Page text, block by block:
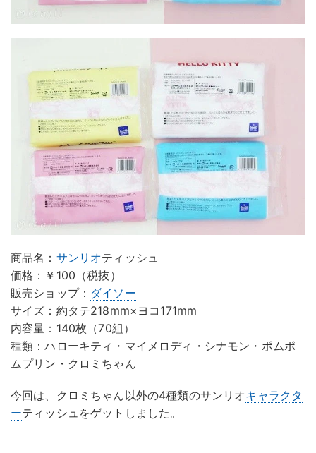
商品名： サンリオティッシュ
価格：￥100（税抜）
販売ショップ： ダイソー
サイズ：約タテ218mm×ヨコ171mm
内容量：140枚（70組）
種類：ハローキティ・マイメロディ・シナモン・ポムポ
ムプリン・クロミちゃん
今回は、クロミちゃん以外の4種類のサンリオキャラクタ
ーティッシュをゲットしました。